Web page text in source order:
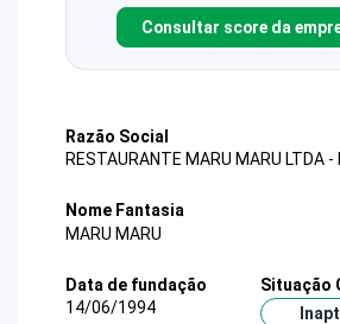
Consultar score da
Razão Social
RESTAURANTE MARU MARU LTDA -
Nome Fantasia
MARU MARU
Data de fundação
14/06/1994
Situação